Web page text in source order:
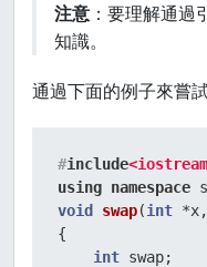
注意 ：要理解通
知識。
通過下面的例子來嘗
#include
using namespace
void
swap(int *x,
{
int swap;